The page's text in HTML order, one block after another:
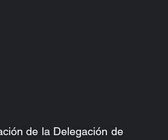
de la Delegación de